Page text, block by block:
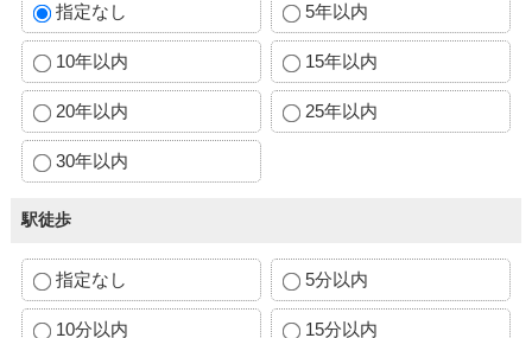
指定なし 5年以内
10年以内 15年以内
20年以内 25年以内
30年以内
駅徒歩
指定なし 5分以内
10分以内 15分以内